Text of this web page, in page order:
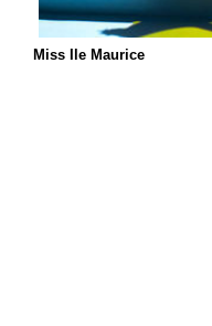
Miss Ile Maurice